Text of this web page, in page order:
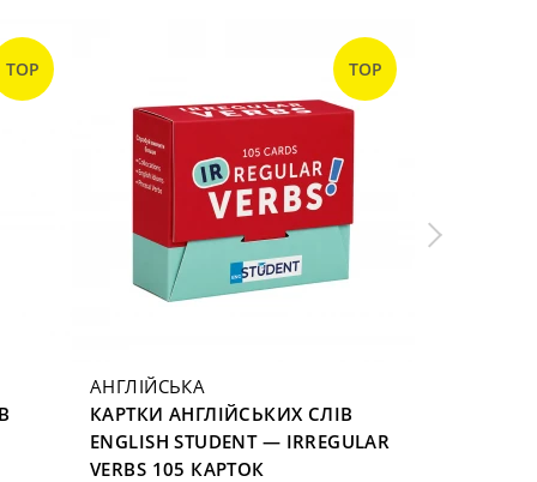
TOP TOP
АНГЛІЙСЬКА
КАРТКИ АНГЛІЙСЬКИХ СЛІВ
ENGLISH STUDENT — IRREGULAR
VERBS 105 КАРТОК